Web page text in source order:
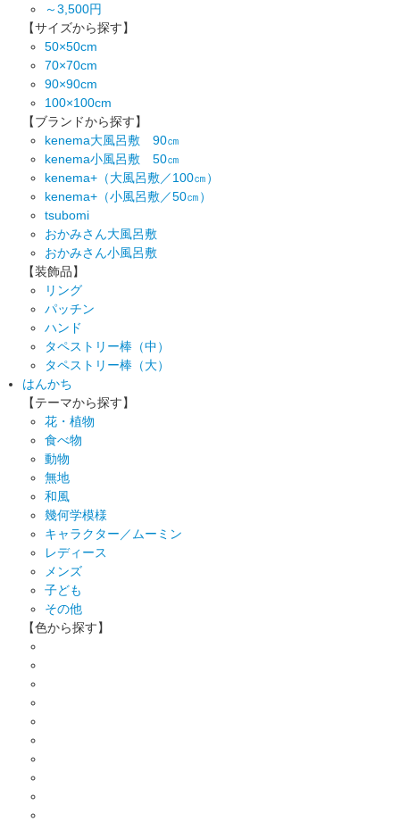
～3,500円
【サイズから探す】
50×50cm
70×70cm
90×90cm
100×100cm
【ブランドから探す】
kenema大風呂敷 90㎝
kenema小風呂敷 50㎝
kenema+（大風呂敷／100㎝）
kenema+（小風呂敷／50㎝）
tsubomi
おかみさん大風呂敷
おかみさん小風呂敷
【装飾品】
リング
パッチン
ハンド
タペストリー棒（中）
タペストリー棒（大）
はんかち
【テーマから探す】
花・植物
食べ物
動物
無地
和風
幾何学模様
キャラクター／ムーミン
レディース
メンズ
子ども
その他
【色から探す】